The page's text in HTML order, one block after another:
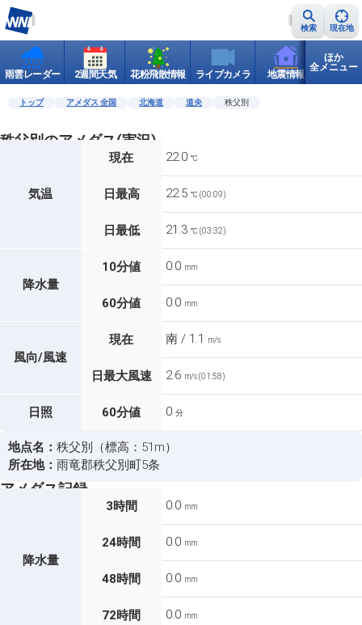
検索 現在地
雨雲レーダー 2週間天気 花粉飛散情報 ライブカメラ 地震情報 世界天
ほか
全メニュー
トップ アメダス 全国 北海道 道央 秩父別
秩父別のアメダス(実況)
気温
現在 22.0 ℃
日最高 22.5 ℃ (00:09)
日最低 21.3 ℃ (03:32)
降水量
10分値 0.0 mm
60分値 0.0 mm
風向/風速
現在 南 / 1.1 m/s
日最大風速 2.6 m/s (01:58)
日照 60分値 0 分
地点名： 秩父別（標高：51m）
所在地： 雨竜郡秩父別町5条
アメダス記録
降水量
3時間 0.0 mm
24時間 0.0 mm
48時間 0.0 mm
72時間 0.0 mm